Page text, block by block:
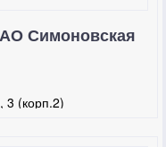
Симоновская
3 (корп.2)